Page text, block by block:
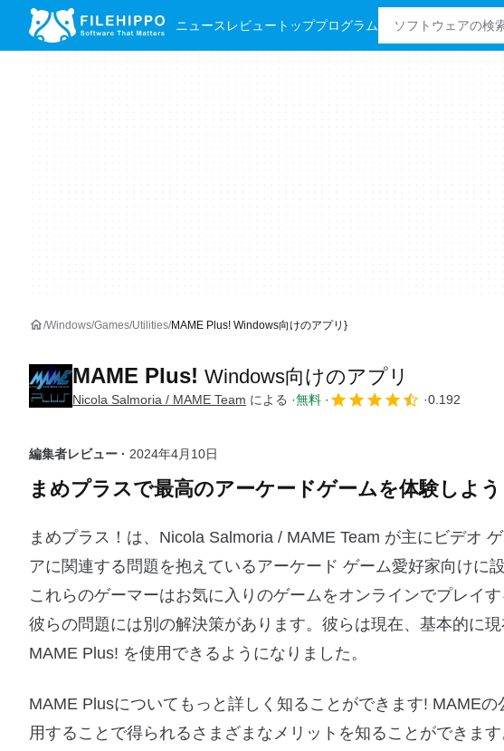
ニュース レビュー トッププログラム
Windows Games Utilities MAME Plus! Windows向けのアプリ}
MAME Plus! Windows向けのアプリ
Nicola Salmoria / MAME Team による 無料 0.192
編集者レビュー · 2024年4月10日
まめプラスで最高のアーケードゲームを体験しよう
まめプラス！は、Nicola Salmoria / MAME Team が主にビデオ
アに関連する問題を抱えているアーケード ゲーム愛好家向けに
これらのゲーマーはお気に入りのゲームをオンラインでプレイ
彼らの問題には別の解決策があります。彼らは現在、基本的に
MAME Plus! を使用できるようになりました。
MAME Plusについてもっと詳しく知ることができます! MAME
用することで得られるさまざまなメリットを知ることができま